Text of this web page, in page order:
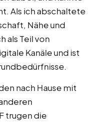
Als ich abschaltete
Nähe und
als Teil von
Kanäle und ist
nach Hause mit
trugen die